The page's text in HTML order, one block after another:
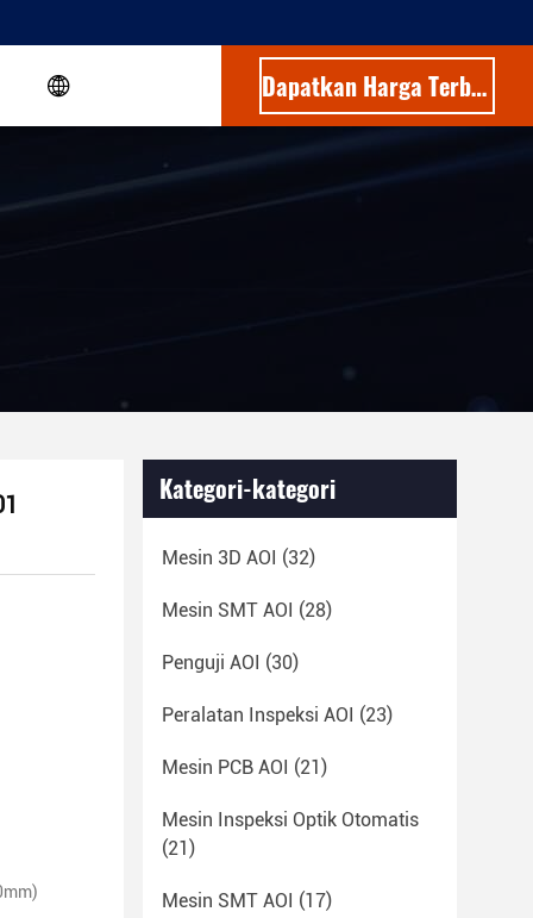
Dapatkan Harga Terbaik
Kategori-kategori
Mesin 3D AOI (32)
Mesin SMT AOI (28)
Penguji AOI (30)
Peralatan Inspeksi AOI (23)
Mesin PCB AOI (21)
Mesin Inspeksi Optik Otomatis
(21)
Mesin SMT AOI (17)